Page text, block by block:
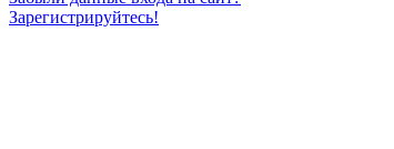
Зарегистрируйтесь!